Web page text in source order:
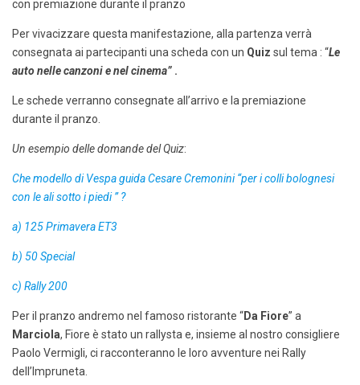
con premiazione durante il pranzo
Per vivacizzare questa manifestazione, alla partenza verrà
consegnata ai partecipanti una scheda con un Quiz sul tema : “Le
auto nelle canzoni e nel cinema” .
Le schede verranno consegnate all’arrivo e la premiazione
durante il pranzo.
Un esempio delle domande del Quiz:
Che modello di Vespa guida Cesare Cremonini “per i colli bolognesi
con le ali sotto i piedi ” ?
a) 125 Primavera ET3
b) 50 Special
c) Rally 200
Per il pranzo andremo nel famoso ristorante “Da Fiore” a
Marciola, Fiore è stato un rallysta e, insieme al nostro consigliere
Paolo Vermigli, ci racconteranno le loro avventure nei Rally
dell’Impruneta.